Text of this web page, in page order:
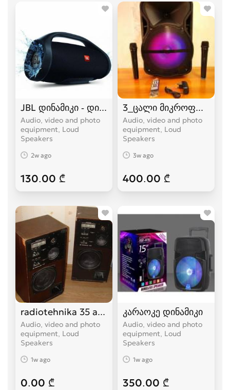
JBL დინამიკი - დიდი ვერსია
Audio, video and photo
equipment, Loud
Speakers
2w ago
130.00 ₾
3_ცალი
Audio, video and photo
equipment, Loud
Speakers
3w ago
400.00 ₾
radiotehnika 35 ac-1
Audio, video and photo
equipment, Loud
Speakers
1w ago
0.00 ₾
კარაოკე დინამიკი
Audio, video and photo
equipment, Loud
Speakers
1w ago
350.00 ₾